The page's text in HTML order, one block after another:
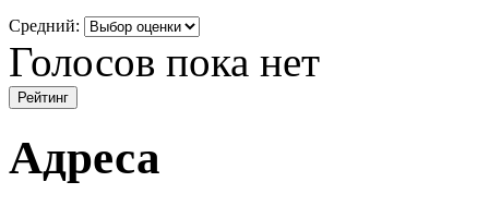
Средний:
Голосов пока нет
Адреса